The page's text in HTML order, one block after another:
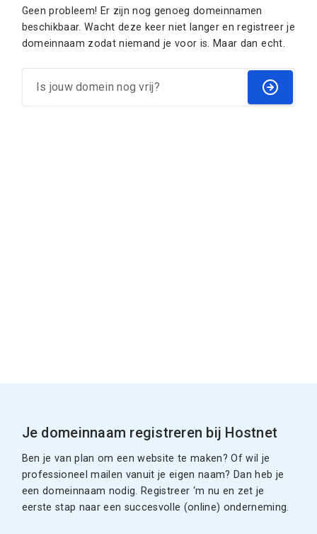
Geen probleem! Er zijn nog genoeg domeinnamen
beschikbaar. Wacht deze keer niet langer en registreer je
domeinnaam zodat niemand je voor is. Maar dan echt.
Je domeinnaam registreren bij Hostnet
Ben je van plan om een website te maken? Of wil je
professioneel mailen vanuit je eigen naam? Dan heb je
een domeinnaam nodig. Registreer ‘m nu en zet je
eerste stap naar een succesvolle (online) onderneming.